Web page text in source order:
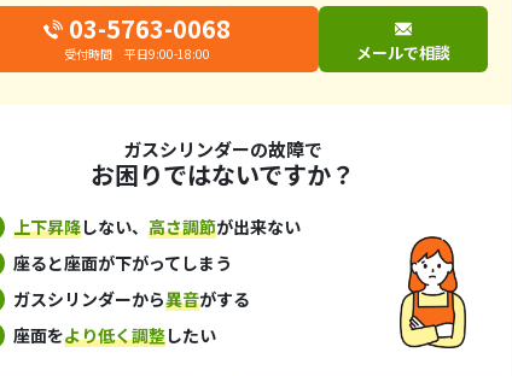
03-5763-0068
受付時間 平日9:00-18:00 メールで相談
ガスシリンダーの故障で
お困りではないですか？
上下昇降しない、 高さ調節が出来ない
座ると座面が下がってしまう
ガスシリンダーから異音がする
座面をより低く調整したい